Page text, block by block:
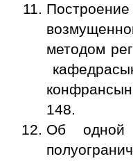
методом
148.
Об одной